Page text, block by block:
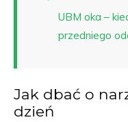
UBM oka –
przedniego
Jak dbać o
dzień